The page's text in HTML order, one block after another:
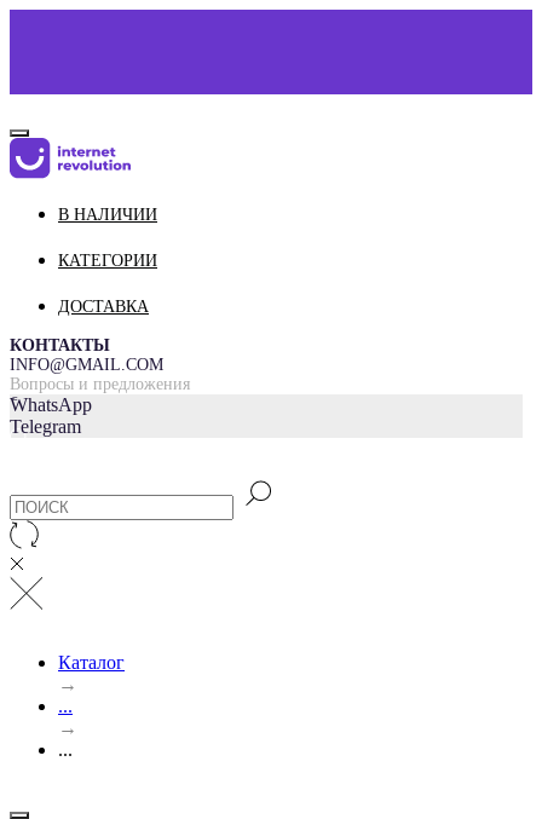
О НАС
ДОСТАВКА И ОПЛАТА
=
В НАЛИЧИИ
КАТЕГОРИИ
ДОСТАВКА
КОНТАКТЫ
INFO@GMAIL.COM
Вопросы и предложения
WhatsApp
Telegram
Каталог
→
...
→
...